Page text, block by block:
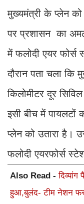
मुख्यमंत्री के प्लेन को
पर प्रशासन का
में फलोदी एयर
दौरान पता चला कि
किलोमीटर दूर
इसी बीच में पायलटों
प्लेन को उतारा है।
फलोदी एयरफोर्स
Also Read -
हुआ,बुलंद- टीम नेशन